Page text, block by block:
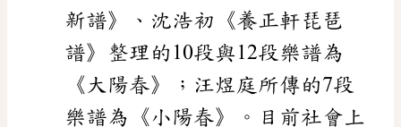
新譜》、沈浩初《養正軒琵琶
譜》整理的10段與12段樂譜為
《大陽春》；汪煜庭所傳的7段
樂譜為《小陽春》。目前社會上